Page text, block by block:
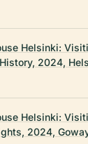
Helsinki:
2024,
Helsinki:
2024,